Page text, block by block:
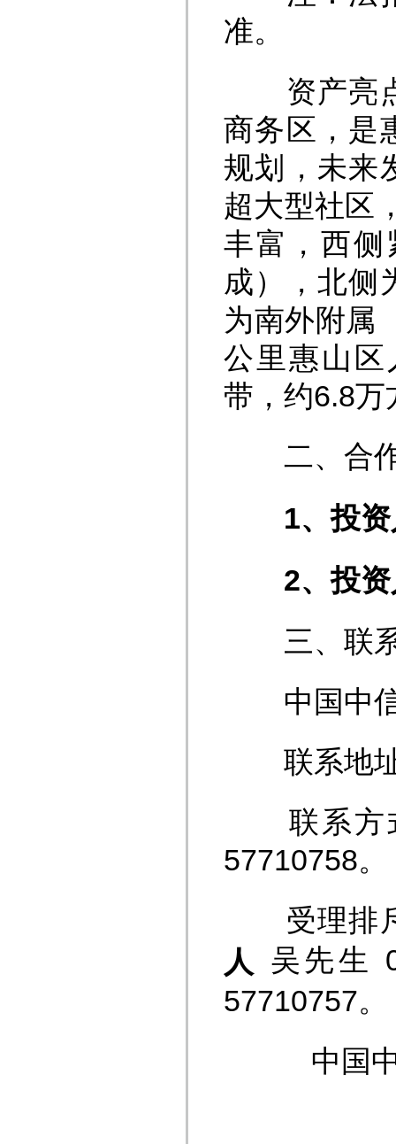
准。
资产亮点
商务区，是
规划，未来
超大型社区
丰富，西侧
成），北侧
为南外附属
公里惠山
带，约6.8万
二、合
1、投
2、投
三、联
中国中信
联系地址
联系方式
57710758。
受理排斥
人 吴先生
57710757。
中国